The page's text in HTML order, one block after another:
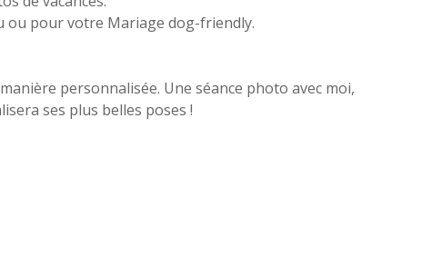
ou pour votre Mariage dog-friendly.
personnalisée. Une séance photo avec moi,
ses plus belles poses !